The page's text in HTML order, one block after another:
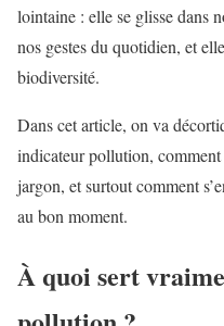
lointaine : elle se glisse dans
nos gestes du quotidien, et
biodiversité.
Dans cet article, on va
indicateur pollution, comment
jargon, et surtout comment
au bon moment.
À quoi sert